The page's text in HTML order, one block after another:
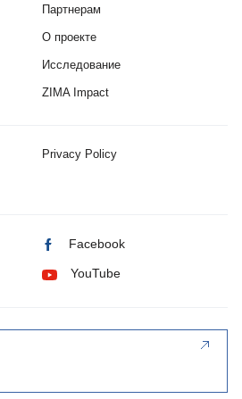
Партнерам
О проекте
Исследование
ZIMA Impact
Privacy Policy
Facebook
YouTube